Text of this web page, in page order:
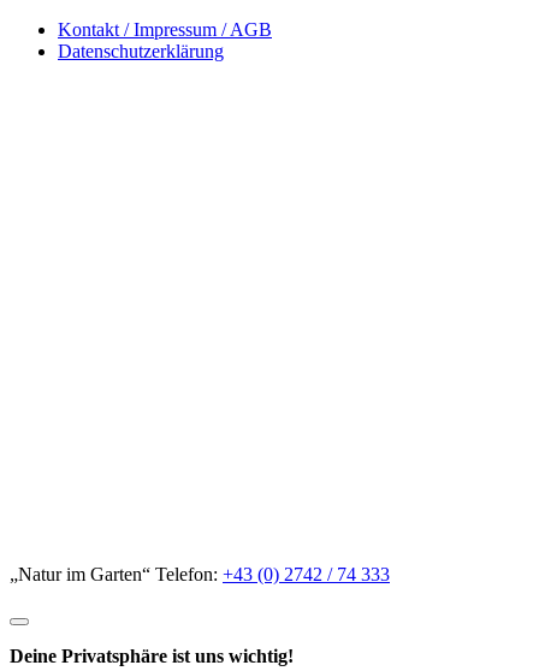
Kontakt / Impressum / AGB
Datenschutzerklärung
„Natur im Garten“ Telefon: +43 (0) 2742 / 74 333
Deine Privatsphäre ist uns wichtig!